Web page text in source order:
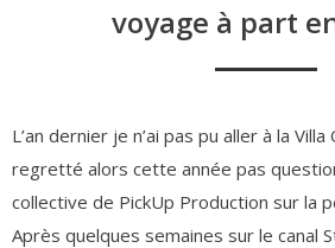
voyage à part
L’an dernier je n’ai pas pu aller à la Villa
regretté alors cette année pas
collective de PickUp Production sur la
Après quelques semaines sur le canal